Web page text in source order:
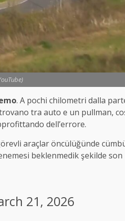
. A pochi chilometri dalla
tra auto e un pullman,
dell’errore.
araçlar öncülüğünde
beklenmedik şekilde son
21, 2026